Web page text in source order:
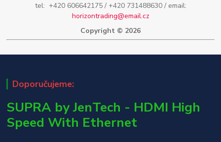
tel: +420 606642175 / +420 731488630 / email:
horizontrading@email.cz
Copyright © 2026
Doporučujeme:
SUPRA by JenTech - HDMI High
Speed With Ethernet